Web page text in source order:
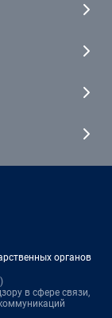
органов
в сфере связи,